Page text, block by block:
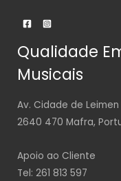
Qualidade
Musicais
Av. Cidade de Leimen
2640 470 Mafra,
Apoio ao Cliente
Tel: 261 813 597